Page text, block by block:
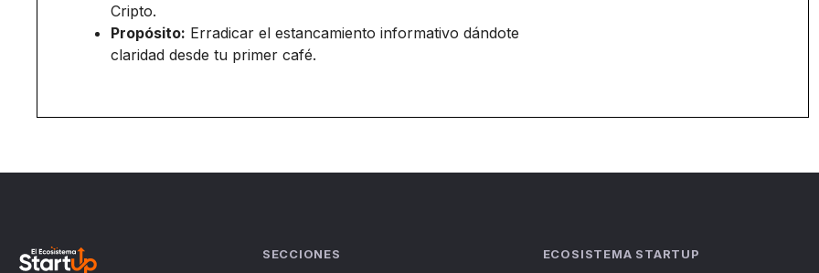
Cripto.
Propósito: Erradicar el estancamiento informativo dándote
claridad desde tu primer café.
SECCIONES ECOSISTEMA STARTUP